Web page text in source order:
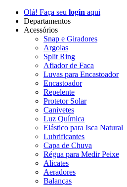
Olá! Faça seu login aqui
Departamentos
Acessórios
Snap e Giradores
Argolas
Split Ring
Afiador de Faca
Luvas para Encastoador
Encastoador
Repelente
Protetor Solar
Canivetes
Luz Química
Elástico para Isca Natural
Lubrificantes
Capa de Chuva
Régua para Medir Peixe
Alicates
Aeradores
Balanças